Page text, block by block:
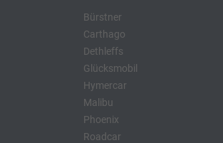
Bürstner
Carthago
Dethleffs
Glücksmobil
Hymercar
Malibu
Phoenix
Roadcar